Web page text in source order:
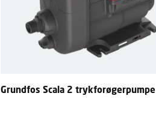
Grundfos Scala 2 trykforøgerpumpe